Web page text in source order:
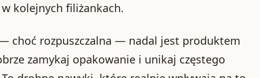
w kolejnych filiżankach.
choć rozpuszczalna — nadal jest produktem
zamykaj opakowanie i unikaj częstego